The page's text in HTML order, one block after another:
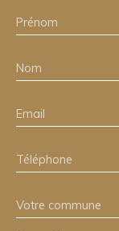
Prénom
Nom
Email
Téléphone
Votre commune